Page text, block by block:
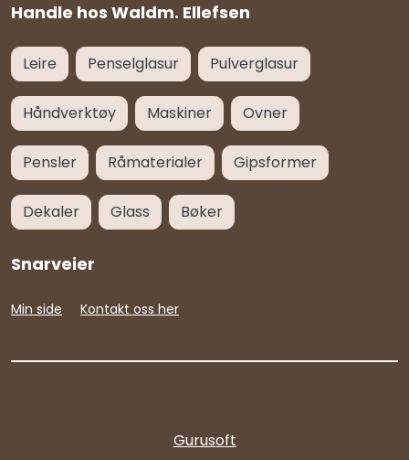
Handle hos Waldm. Ellefsen
Leire Penselglasur Pulverglasur
Håndverktøy Maskiner Ovner
Pensler Råmaterialer Gipsformer
Dekaler Glass Bøker
Min side Kontakt oss her
Snarveier
Gurusoft